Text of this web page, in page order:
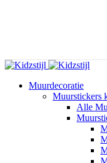
Muurdecoratie
Muurstickers
Alle